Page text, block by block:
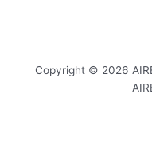
Copyright © 2026